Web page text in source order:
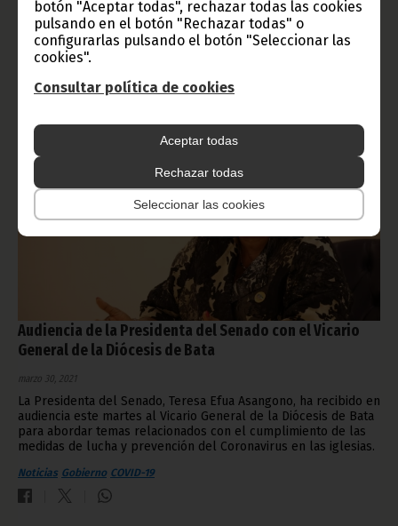
botón "Aceptar todas", rechazar todas las cookies
pulsando en el botón "Rechazar todas" o
configurarlas pulsando el botón "Seleccionar las
cookies".
Consultar política de cookies
Aceptar todas
Rechazar todas
Seleccionar las cookies
rueda de prensa de actualización de los datos epidemiológicos
y los progresos de la campaña de vacunación.
Noticias Gobierno
Audiencia de la Presidenta del Senado con el Vicario
General de la Diócesis de Bata
marzo 30, 2021
La Presidenta del Senado, Teresa Efua Asangono, ha recibido en
audiencia este martes al Vicario General de la Diócesis de Bata
para abordar temas relacionados con el cumplimiento de las
medidas de lucha y prevención del Coronavirus en las iglesias.
Noticias Gobierno COVID-19